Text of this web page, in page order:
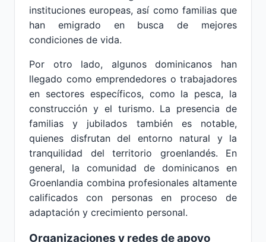
instituciones europeas, así como familias que
han emigrado en busca de mejores
condiciones de vida.
Por otro lado, algunos dominicanos han
llegado como emprendedores o trabajadores
en sectores específicos, como la pesca, la
construcción y el turismo. La presencia de
familias y jubilados también es notable,
quienes disfrutan del entorno natural y la
tranquilidad del territorio groenlandés. En
general, la comunidad de dominicanos en
Groenlandia combina profesionales altamente
calificados con personas en proceso de
adaptación y crecimiento personal.
Organizaciones y redes de apoyo